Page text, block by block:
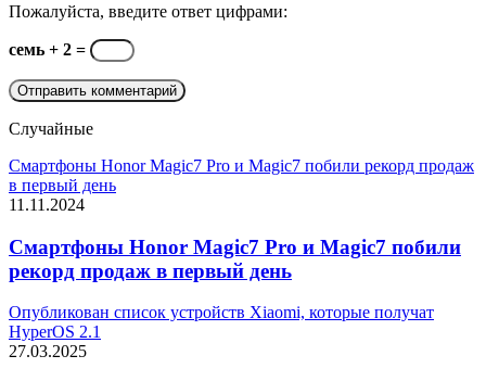
Пожалуйста, введите ответ цифрами:
семь + 2 =
Случайные
Смартфоны Honor Magic7 Pro и Magic7 побили рекорд продаж
в первый день
11.11.2024
Смартфоны Honor Magic7 Pro и Magic7 побили
рекорд продаж в первый день
Опубликован список устройств Xiaomi, которые получат
HyperOS 2.1
27.03.2025